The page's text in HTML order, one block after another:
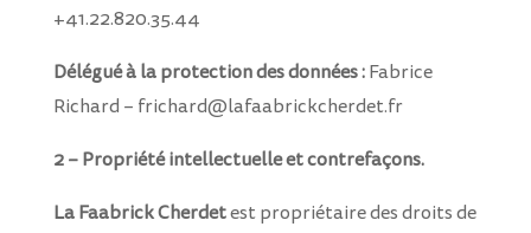
+41.22.820.35.44
Délégué à la protection des données :Fabrice
Richard – frichard@lafaabrickcherdet.fr
2 – Propriété intellectuelle et contrefaçons.
La Faabrick Cherdetest propriétaire des droits de